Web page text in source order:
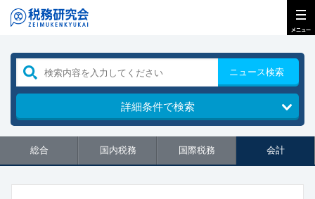
ニュース検索
詳細条件で検索
総合 国内税務 国際税務 会計